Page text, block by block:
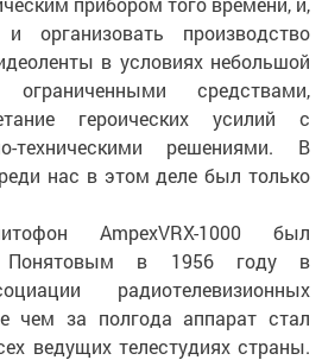
организовать производство
в условиях небольшой
средствами,
героических усилий с
техническими решениями. В
нас в этом деле был только
AmpexVRX-1000 был
Понятовым в 1956 году в
радиотелевизионных
чем за полгода аппарат стал
ведущих телестудиях страны.